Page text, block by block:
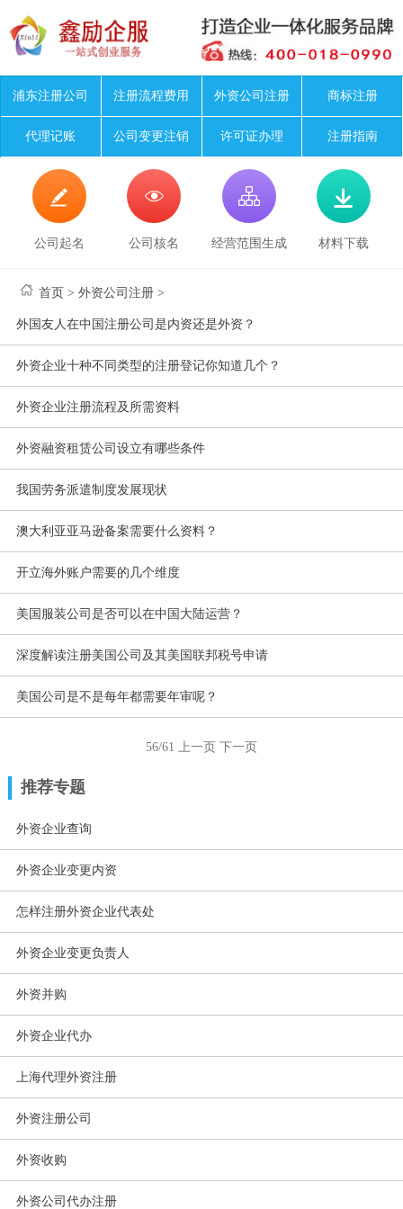
浦东注册公司 注册流程费用 外资公司注册 商标注册
代理记账 公司变更注销 许可证办理 注册指南

公司起名

公司核名

经营范围生成

材料下载
首页 >外资公司注册 >
外国友人在中国注册公司是内资还是外资？
外资企业十种不同类型的注册登记你知道几个？
外资企业注册流程及所需资料
外资融资租赁公司设立有哪些条件
我国劳务派遣制度发展现状
澳大利亚亚马逊备案需要什么资料？
开立海外账户需要的几个维度
美国服装公司是否可以在中国大陆运营？
深度解读注册美国公司及其美国联邦税号申请
美国公司是不是每年都需要年审呢？
56/61 上一页 下一页
推荐专题
外资企业查询
外资企业变更内资
怎样注册外资企业代表处
外资企业变更负责人
外资并购
外资企业代办
上海代理外资注册
外资注册公司
外资收购
外资公司代办注册